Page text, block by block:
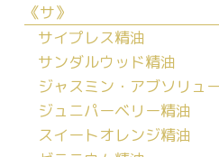
《サ》
サイプレス精油
サンダルウッド精油
ジャスミン・アブソリュ
ジュニパーベリー精油
スイートオレンジ精油